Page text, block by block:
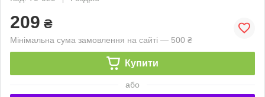
209 ₴
Мінімальна сума замовлення на сайті — 500 ₴
Купити
або